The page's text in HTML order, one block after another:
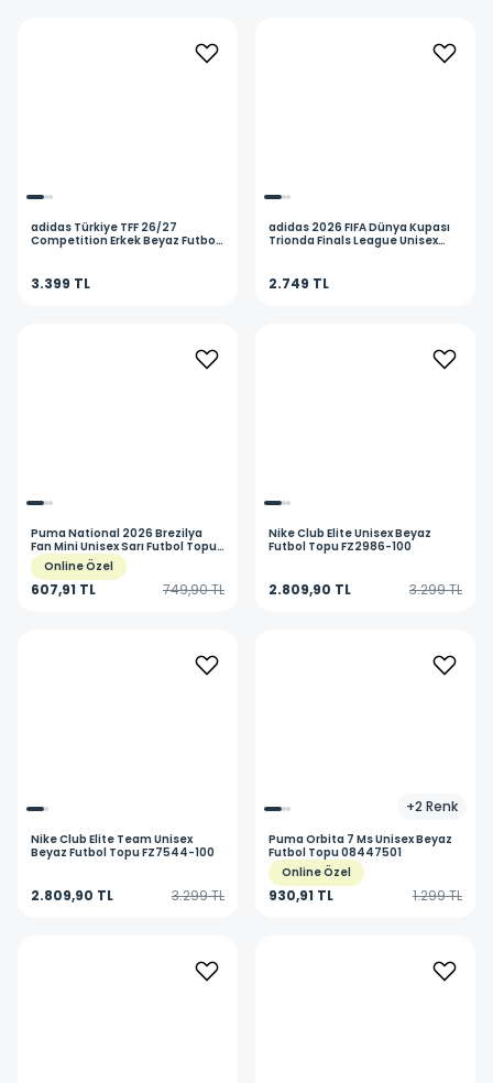
adidas Türkiye TFF 26/27
Competition Erkek Beyaz Futbol
3.399 TL
adidas 2026 FIFA Dünya Kupası
Trionda Finals League Unisex
2.749 TL
PumaNational 2026 Brezilya
Fan Mini Unisex Sarı Futbol Topu
08497102
Online Özel
607,91 TL 749,90 TL
NikeClub Elite Unisex Beyaz
Futbol Topu FZ2986-100
2.809,90 TL 3.299 TL
NikeClub Elite Team Unisex
Beyaz Futbol Topu FZ7544-100
2.809,90 TL 3.299 TL
+2 Renk
PumaOrbita 7 Ms Unisex Beyaz
Futbol Topu 08447501
Online Özel
930,91 TL 1.299 TL